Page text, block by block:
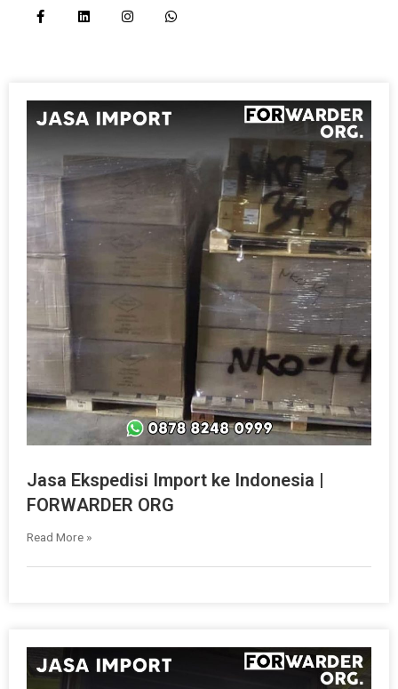
Jasa Ekspedisi Import ke Indonesia |
FORWARDER ORG
Read More »